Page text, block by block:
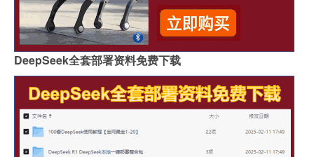
DeepSeek全套部署资料免费下载